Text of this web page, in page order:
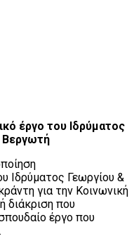
έργο του Ιδρύματος
Βεργωτή
Ιδρύματος Γεωργίου &
για την Κοινωνική
διάκριση που
έργο που